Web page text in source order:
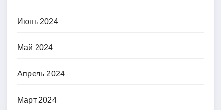
Июнь 2024
Май 2024
Апрель 2024
Март 2024